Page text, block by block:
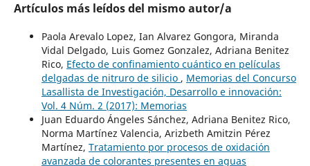
Artículos más leídos del mismo autor/a
Paola Arevalo Lopez, Ian Alvarez Gongora, Miranda
Vidal Delgado, Luis Gomez Gonzalez, Adriana Benitez
Rico, Efecto de confinamiento cuántico en películas
delgadas de nitruro de silicio , Memorias del Concurso
Lasallista de Investigación, Desarrollo e innovación:
Vol. 4 Núm. 2 (2017): Memorias
Juan Eduardo Ángeles Sánchez, Adriana Benitez Rico,
Norma Martínez Valencia, Arizbeth Amitzin Pérez
Martínez, Tratamiento por procesos de oxidación
avanzada de colorantes presentes en aguas